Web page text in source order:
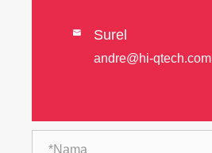
 Surel
andre@hi-qtech.com